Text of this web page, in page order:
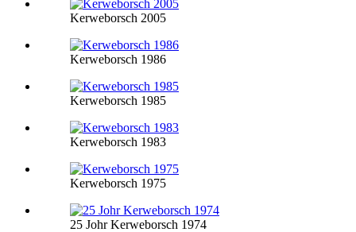
Kerweborsch 2005
Kerweborsch 1986
Kerweborsch 1985
Kerweborsch 1983
Kerweborsch 1975
25 Johr Kerweborsch 1974